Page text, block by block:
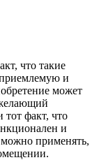
что такие
и
может
факт, что
и
применять,